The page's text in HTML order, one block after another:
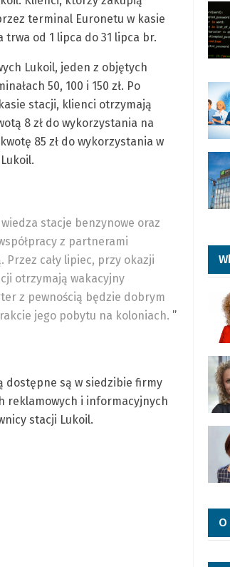
terminal Euronetu w kasie
trwa od 1 lipca do 31 lipca br.
Lukoil, jeden z objętych
50, 100 i 150 zł. Po
stacji, klienci otrzymają
8 zł do wykorzystania na
85 zł do wykorzystania w
stacje benzynowe oraz
z partnerami
cały lipiec, przy okazji
otrzymają wakacyjny
z pewnością będzie dobrym
jego pobytu na koloniach. ”
dostępne są w siedzibie firmy
reklamowych i informacyjnych
stacji Lukoil.